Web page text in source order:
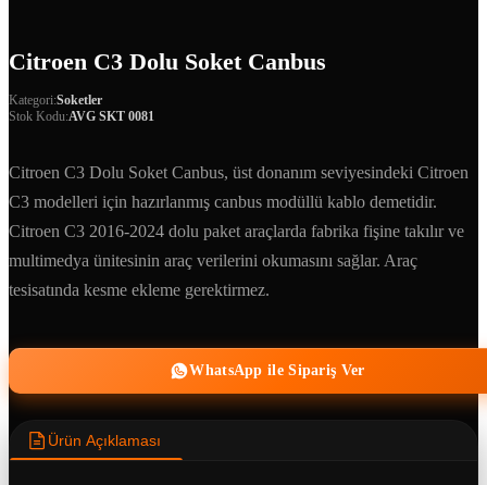
Citroen C3 Dolu Soket Canbus
Kategori:Soketler
Stok Kodu:AVG SKT 0081
Citroen C3 Dolu Soket Canbus, üst donanım seviyesindeki Citroen
C3 modelleri için hazırlanmış canbus modüllü kablo demetidir.
Citroen C3 2016-2024 dolu paket araçlarda fabrika fişine takılır ve
multimedya ünitesinin araç verilerini okumasını sağlar. Araç
tesisatında kesme ekleme gerektirmez.
WhatsApp ile Sipariş Ver
Ürün Açıklaması